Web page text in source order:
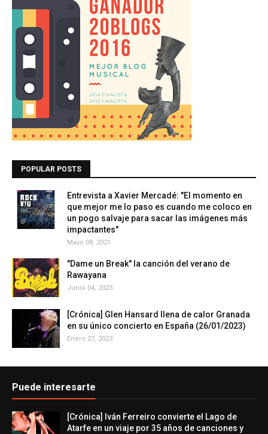
POPULAR POSTS
Entrevista a Xavier Mercadé: "El momento en
que mejor me lo paso es cuando me coloco en
un pogo salvaje para sacar las imágenes más
impactantes"
Mayo 08, 2021
"Dame un Break" la canción del verano de
Rawayana
Junio 04, 2023
[Crónica] Glen Hansard llena de calor Granada
en su único concierto en España (26/01/2023)
Enero 27, 2023
Puede interesarte
[Crónica] Iván Ferreiro convierte el Lago de
Atarfe en un viaje por 35 años de canciones y